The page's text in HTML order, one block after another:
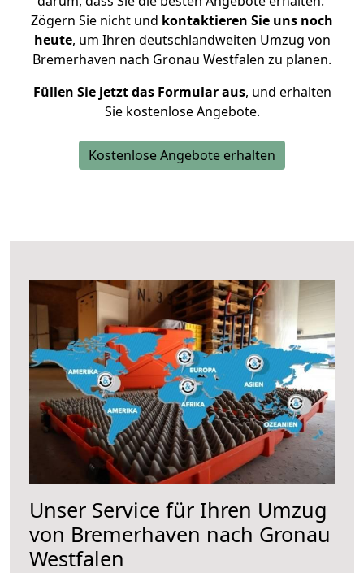
Zögern Sie nicht und kontaktieren Sie uns noch
heute, um Ihren deutschlandweiten Umzug von
Bremerhaven nach Gronau Westfalen zu planen.
Füllen Sie jetzt das Formular aus, und erhalten
Sie kostenlose Angebote.
Kostenlose Angebote erhalten
Unser Service für Ihren Umzug
von Bremerhaven nach Gronau
Westfalen